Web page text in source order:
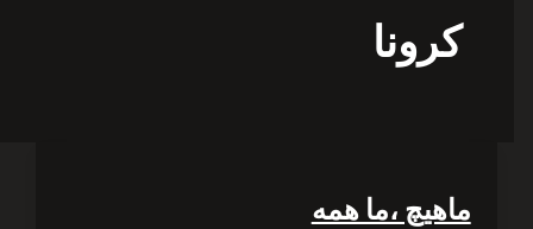
،ما همه